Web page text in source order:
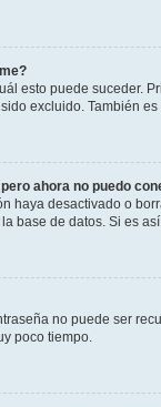
esto puede suceder.
excluido. También
ahora no puedo
haya desactivado o
base de datos. Si es
no puede ser
poco tiempo.